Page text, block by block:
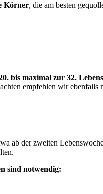
Körner, die am besten
bis maximal zur 32.
empfehlen wir
ab der zweiten
sind notwendig: